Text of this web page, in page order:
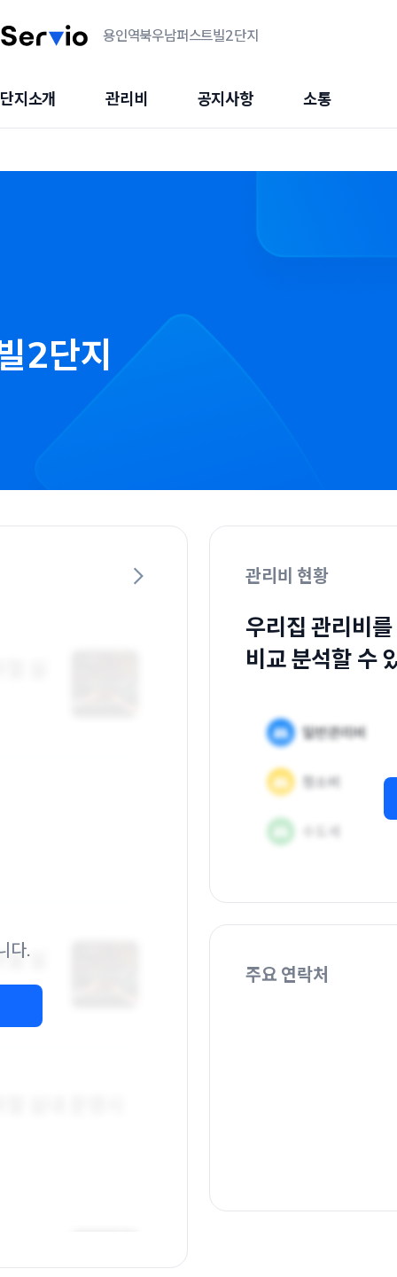
용인역북우남퍼스트빌2단지
단지소개 관리비 공지사항 소통
2단지
다.
관리비 현황
우리집 관리비
비교 분석할 수
주요 연락처